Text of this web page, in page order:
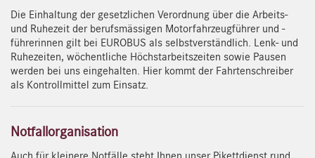
Die Einhaltung der gesetzlichen Verordnung über die Arbeits-
und Ruhezeit der berufsmässigen Motorfahrzeugführer und -
führerinnen gilt bei EUROBUS als selbstverständlich. Lenk- und
Ruhezeiten, wöchentliche Höchstarbeitszeiten sowie Pausen
werden bei uns eingehalten. Hier kommt der Fahrtenschreiber
als Kontrollmittel zum Einsatz.
Notfallorganisation